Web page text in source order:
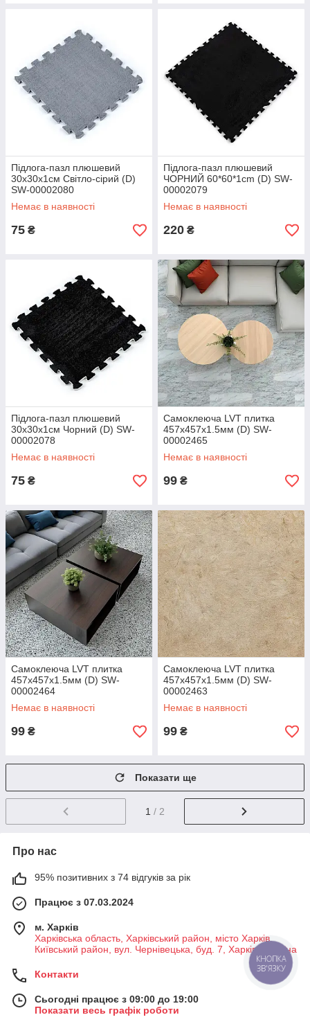
Підлога-пазл плюшевий
30х30х1см Світло-сірий (D)
SW-00002080
Немає в наявності
75 ₴
Підлога-пазл плюшевий
ЧОРНИЙ 60*60*1cm (D) SW-
00002079
Немає в наявності
220 ₴
Підлога-пазл плюшевий
30х30х1см Чорний (D) SW-
00002078
Немає в наявності
75 ₴
Самоклеюча LVT плитка
457х457х1.5мм (D) SW-
00002465
Немає в наявності
99 ₴
Самоклеюча LVT плитка
457х457х1.5мм (D) SW-
00002464
Немає в наявності
99 ₴
Самоклеюча LVT плитка
457х457х1.5мм (D) SW-
00002463
Немає в наявності
99 ₴
Показати ще
1 / 2
Про нас
95% позитивних з 74 відгуків за рік
Працює з 07.03.2024
м. Харків
Харківська область, Харківський район, місто Харків,
Київський район, вул. Чернівецька, буд. 7, Харків, Україна
Контакти
Сьогодні працює з 09:00 до 19:00
Показати весь графік роботи
КНОПКА
ЗВ'ЯЗКУ